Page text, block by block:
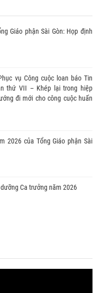
Giáo phận Sài Gòn: Họp định
vụ Công cuộc loan báo Tin
thứ VII – Khép lại trong hiệp
đi mới cho công cuộc huấn
2026 của Tổng Giáo phận Sài
Ca trưởng năm 2026